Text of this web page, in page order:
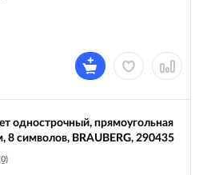
однострочный, прямоугольная
8 символов, BRAUBERG, 290435